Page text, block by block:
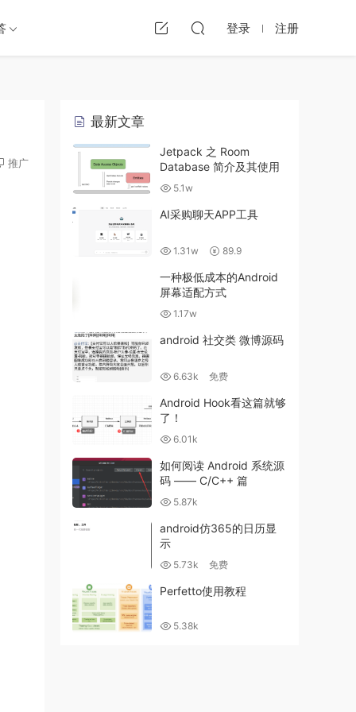
登录 注册
推广
最新文章
Jetpack 之 Room
Database 简介及其使用
5.1w
AI采购聊天APP工具
1.31w 89.9
一种极低成本的Android
屏幕适配方式
1.17w
android 社交类 微博源码
6.63k 免费
Android Hook看这篇就够
了！
6.01k
如何阅读 Android 系统源
码 —— C/C++ 篇
5.87k
android仿365的日历显
示
5.73k 免费
Perfetto使用教程
5.38k